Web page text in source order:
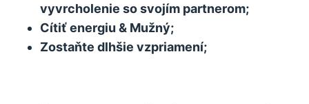
vyvrcholenie so svojím partnerom;
Cítiť energiu & Mužný;
Zostaňte dlhšie vzpriamení;